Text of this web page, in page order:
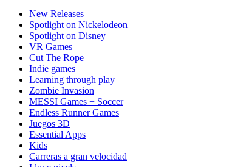
New Releases
Spotlight on Nickelodeon
Spotlight on Disney
VR Games
Cut The Rope
Indie games
Learning through play
Zombie Invasion
MESSI Games + Soccer
Endless Runner Games
Juegos 3D
Essential Apps
Kids
Carreras a gran velocidad